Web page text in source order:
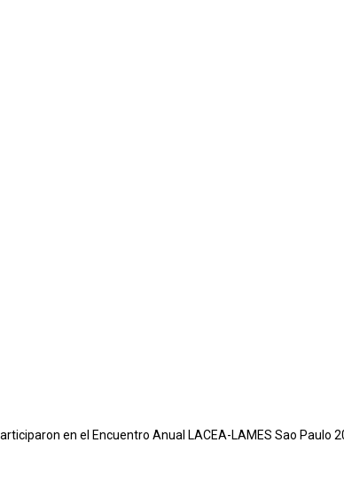
en el Encuentro Anual LACEA-LAMES Sao Paulo